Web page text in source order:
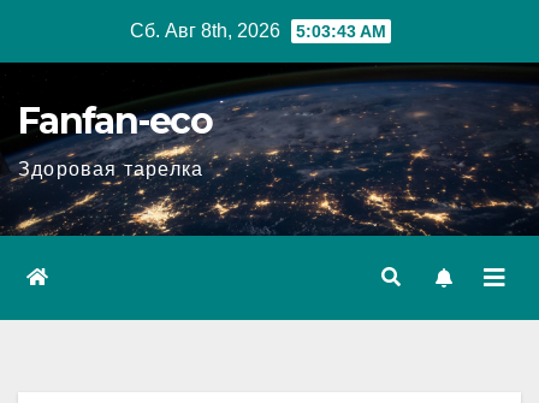
Сб. Авг 8th, 2026 5:03:45 AM
Fanfan-eco
Здоровая тарелка